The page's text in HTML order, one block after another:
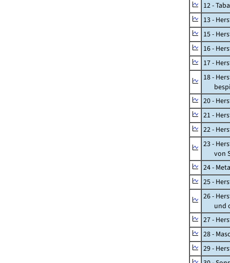
12 -
13 -
15 -
16 -
17 -
18 -
20 -
21 -
22 -
23 -
von
24 -
25 -
26 -
und
27 -
28 -
29 -